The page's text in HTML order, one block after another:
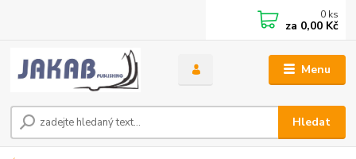
Menu
Hledat
0 ks
za 0,00 Kč